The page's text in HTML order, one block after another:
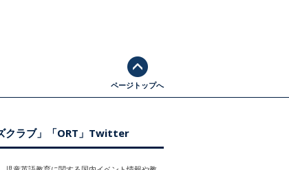
ページトップへ
クラブ」「ORT」Twitter